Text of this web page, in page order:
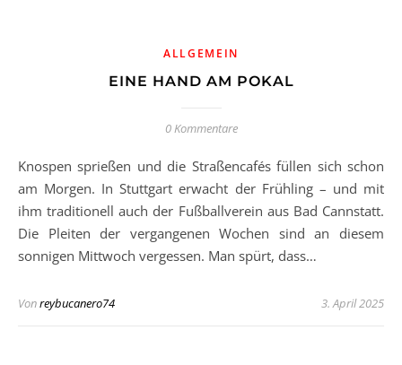
ALLGEMEIN
EINE HAND AM POKAL
0 Kommentare
Knospen sprießen und die Straßencafés füllen sich schon
am Morgen. In Stuttgart erwacht der Frühling – und mit
ihm traditionell auch der Fußballverein aus Bad Cannstatt.
Die Pleiten der vergangenen Wochen sind an diesem
sonnigen Mittwoch vergessen. Man spürt, dass…
Vonreybucanero74 3. April 2025